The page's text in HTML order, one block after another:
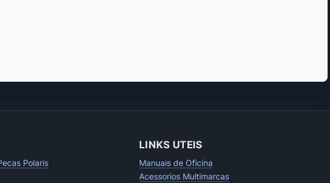
Polaris
LINKS UTEIS
Manuais de Oficina
Acessorios Multimarcas